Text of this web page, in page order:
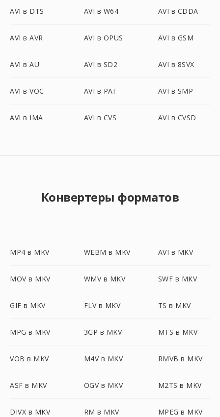
AVI в DTS AVI в W64 AVI в CDDA
AVI в AVR AVI в OPUS AVI в GSM
AVI в AU AVI в SD2 AVI в 8SVX
AVI в VOC AVI в PAF AVI в SMP
AVI в IMA AVI в CVS AVI в CVSD
Конвертеры форматов
MP4 в MKV WEBM в MKV AVI в MKV
MOV в MKV WMV в MKV SWF в MKV
GIF в MKV FLV в MKV TS в MKV
MPG в MKV 3GP в MKV MTS в MKV
VOB в MKV M4V в MKV RMVB в MKV
ASF в MKV OGV в MKV M2TS в MKV
DIVX в MKV RM в MKV MPEG в MKV